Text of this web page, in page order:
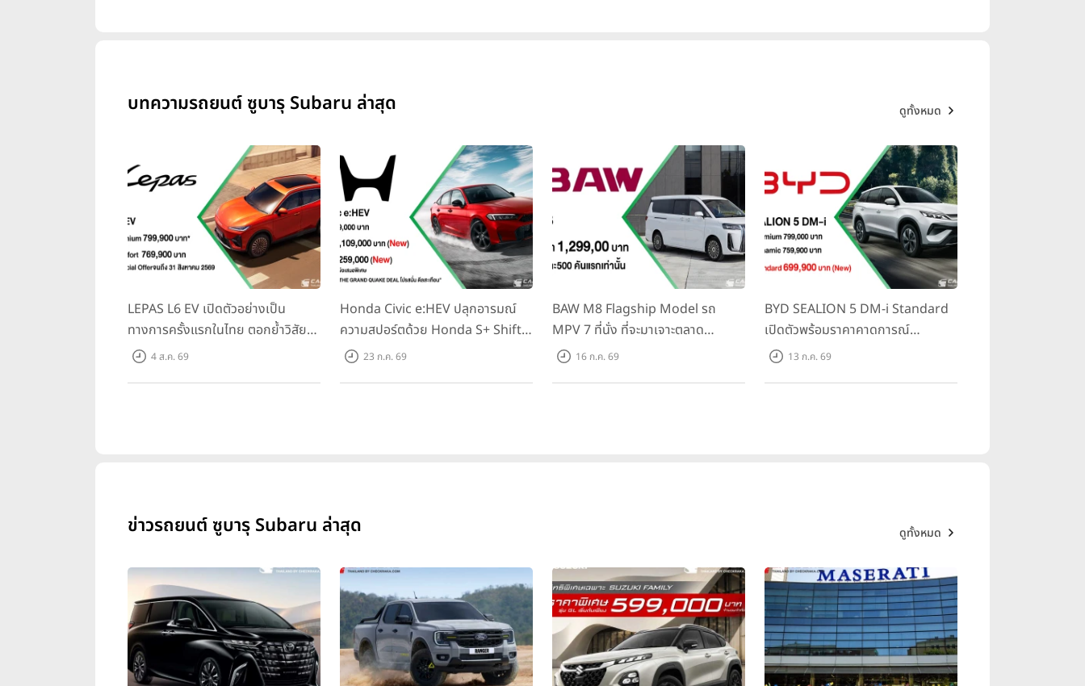
บทความรถยนต์ ซูบารุ Subaru ล่าสุด ดูทั้งหมด
LEPAS L6 EV เปิดตัวอย่างเป็น
ทางการครั้งแรกในไทย ตอกย้ำวิสัย
ทัศน์ “Drive Your Elegance” มา
4 ส.ค. 69
Honda Civic e:HEV ปลุกอารมณ์
ความสปอร์ตด้วย Honda S+ Shift
ครั้งแรกในไทย! พร้อมเพิ่ม Blind
23 ก.ค. 69
BAW M8 Flagship Model รถ
MPV 7 ที่นั่ง ที่จะมาเจาะตลาด
ครอบครัวและองค์กรยุคใหม่ เปิดราคา
16 ก.ค. 69
BYD SEALION 5 DM-i Standard
เปิดตัวพร้อมราคาคาดการณ์
699,900 บาท รุ่นย่อยล่าสุดที่มีระยะ
13 ก.ค. 69
ข่าวรถยนต์ ซูบารุ Subaru ล่าสุด ดูทั้งหมด